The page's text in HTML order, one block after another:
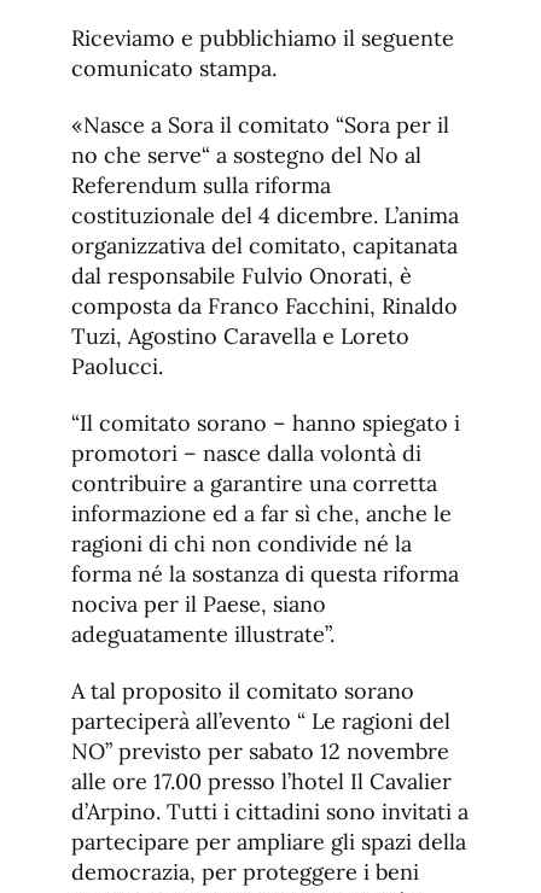
de
de
fuente.
Riceviamo e pubblichiamo il seguente
comunicato stampa.
«Nasce a Sora il comitato “Sora per il
no che serve“ a sostegno del No al
Referendum sulla riforma
costituzionale del 4 dicembre. L’anima
organizzativa del comitato, capitanata
dal responsabile Fulvio Onorati, è
composta da Franco Facchini, Rinaldo
Tuzi, Agostino Caravella e Loreto
Paolucci.
“Il comitato sorano – hanno spiegato i
promotori – nasce dalla volontà di
contribuire a garantire una corretta
informazione ed a far sì che, anche le
ragioni di chi non condivide né la
forma né la sostanza di questa riforma
nociva per il Paese, siano
adeguatamente illustrate”.
A tal proposito il comitato sorano
parteciperà all’evento “ Le ragioni del
NO” previsto per sabato 12 novembre
alle ore 17.00 presso l’hotel Il Cavalier
d’Arpino. Tutti i cittadini sono invitati a
partecipare per ampliare gli spazi della
democrazia, per proteggere i beni